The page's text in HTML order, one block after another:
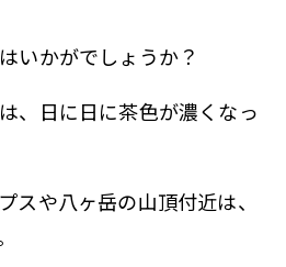
いかがでしょうか？
、日に日に茶色が濃くなっ
スや八ヶ岳の山頂付近は、